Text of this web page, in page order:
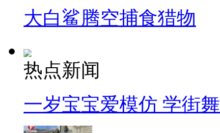
大白鲨腾空捕食猎物
热点新闻
一岁宝宝爱模仿 学街